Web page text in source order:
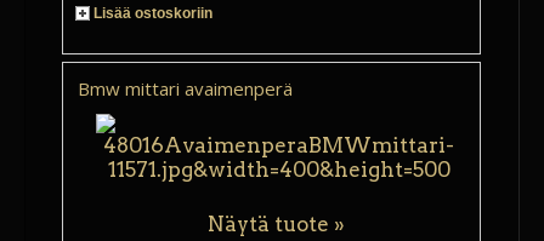
Lisää ostoskoriin
Bmw mittari avaimenperä
Näytä tuote »